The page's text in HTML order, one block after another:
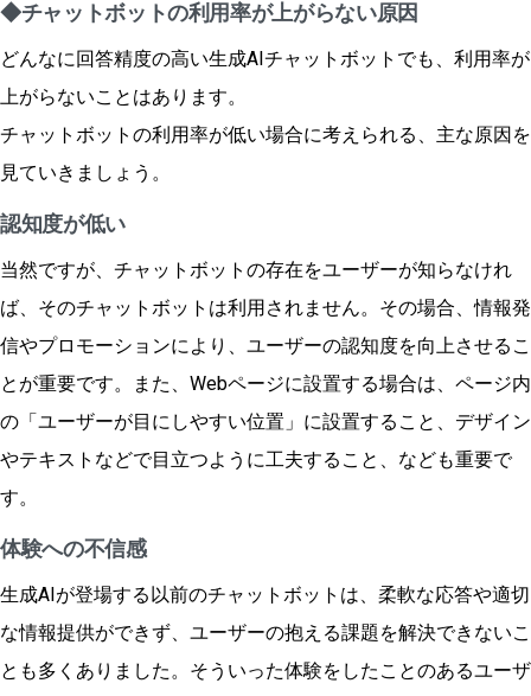
◆チャットボットの利用率が上がらない原因
どんなに回答精度の高い生成AIチャットボットでも、利用率が
上がらないことはあります。
チャットボットの利用率が低い場合に考えられる、主な原因を
見ていきましょう。
認知度が低い
当然ですが、チャットボットの存在をユーザーが知らなけれ
ば、そのチャットボットは利用されません。その場合、情報発
信やプロモーションにより、ユーザーの認知度を向上させるこ
とが重要です。また、Webページに設置する場合は、ページ内
の「ユーザーが目にしやすい位置」に設置すること、デザイン
やテキストなどで目立つように工夫すること、なども重要で
す。
体験への不信感
生成AIが登場する以前のチャットボットは、柔軟な応答や適切
な情報提供ができず、ユーザーの抱える課題を解決できないこ
とも多くありました。そういった体験をしたことのあるユーザ